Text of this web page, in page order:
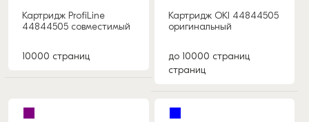
Картридж ProfiLine
44844505 совместимый
10000 страниц
Картридж OKI 44844505
оригинальный
до 10000 страниц
страниц